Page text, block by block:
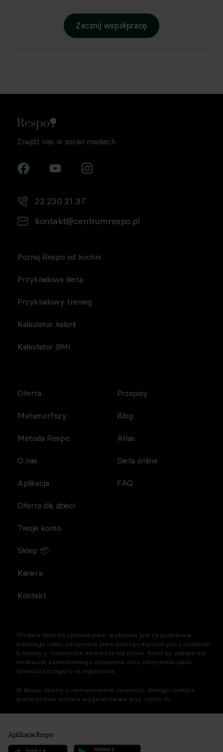
Zacznij współpracę
Znajdź nas w social mediach
22 230 21 37
kontakt@centrumrespo.pl
Poznaj Respo od kuchni
Przykładowa dieta
Przykładowy trening
Kalkulator kalorii
Kalkulator BMI
Oferta
Metamorfozy
Metoda Respo
O nas
Aplikacja
Przepisy
Blog
Atlas
Dieta online
FAQ
Oferta dla dzieci
Twoje konto
Sklep 📦
Kariera
Kontakt
*Podana data otrzymania planu wyliczona jest na podstawie
średniego czasu otrzymania planu przez podopiecznych z ostatnich
6 miesięcy. Ostateczna data może się różnić. Klient po zakupie ma
możliwość samodzielnego ustawienia daty otrzymania planu.
Sprawdź szczegóły w regulaminie.
W Respo dbamy o niemarnowanie żywności, dlatego niektóre
grafiki potraw zostały wygenerowane przy użyciu AI.
Aplikacja Respo